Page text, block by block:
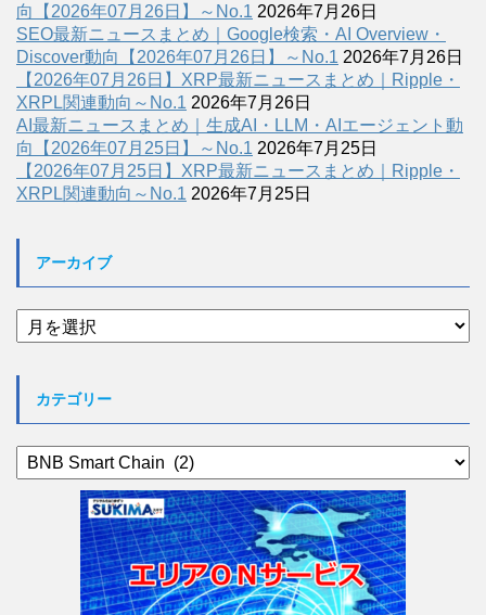
向【2026年07月26日】～No.1 2026年7月26日
SEO最新ニュースまとめ｜Google検索・AI Overview・
Discover動向【2026年07月26日】～No.1 2026年7月26日
【2026年07月26日】XRP最新ニュースまとめ｜Ripple・
XRPL関連動向～No.1 2026年7月26日
AI最新ニュースまとめ｜生成AI・LLM・AIエージェント動
向【2026年07月25日】～No.1 2026年7月25日
【2026年07月25日】XRP最新ニュースまとめ｜Ripple・
XRPL関連動向～No.1 2026年7月25日
アーカイブ
ア
ー
カテゴリー
カ
テ